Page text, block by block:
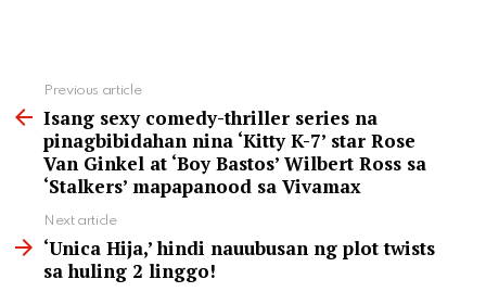
more
Previous article
Isang sexy comedy-thriller series na
pinagbibidahan nina ‘Kitty K-7’ star Rose
Van Ginkel at ‘Boy Bastos’ Wilbert Ross sa
‘Stalkers’ mapapanood sa Vivamax
Next article
‘Unica Hija,’ hindi nauubusan ng plot twists
sa huling 2 linggo!